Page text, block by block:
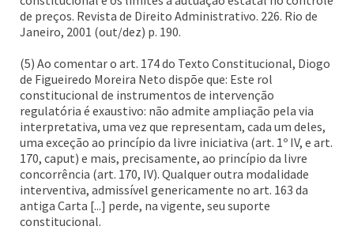
de preços. Revista de Direito Administrativo. 226. Rio de
Janeiro, 2001 (out/dez) p. 190.
(5) Ao comentar o art. 174 do Texto Constitucional, Diogo
de Figueiredo Moreira Neto dispõe que: Este rol
constitucional de instrumentos de intervenção
regulatória é exaustivo: não admite ampliação pela via
interpretativa, uma vez que representam, cada um deles,
uma exceção ao princípio da livre iniciativa (art. 1º IV, e art.
170, caput) e mais, precisamente, ao princípio da livre
concorrência (art. 170, IV). Qualquer outra modalidade
interventiva, admissível genericamente no art. 163 da
antiga Carta [...] perde, na vigente, seu suporte
constitucional.